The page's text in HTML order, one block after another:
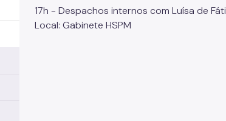
17h - Despachos internos com Luísa de
Local: Gabinete HSPM